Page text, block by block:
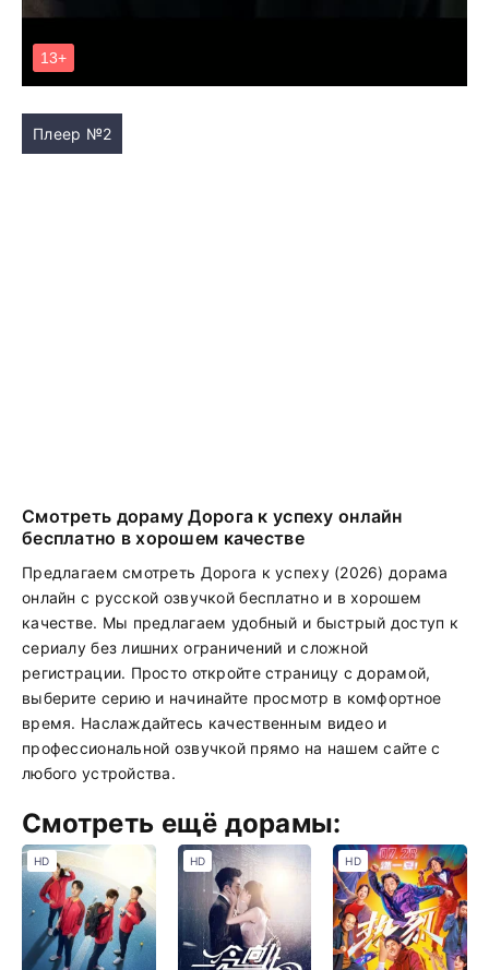
Плеер №2
Смотреть дораму Дорога к успеху онлайн
бесплатно в хорошем качестве
Предлагаем смотреть Дорога к успеху (2026) дорама
онлайн с русской озвучкой бесплатно и в хорошем
качестве. Мы предлагаем удобный и быстрый доступ к
сериалу без лишних ограничений и сложной
регистрации. Просто откройте страницу с дорамой,
выберите серию и начинайте просмотр в комфортное
время. Наслаждайтесь качественным видео и
профессиональной озвучкой прямо на нашем сайте с
любого устройства.
Смотреть ещё дорамы:
HD HD HD